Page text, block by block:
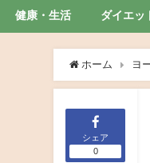
健康・生活 ダイエッ
ホーム ヨ
シェア
0